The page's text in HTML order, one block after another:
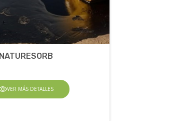
NATURESORB
VER MÁS DETALLES